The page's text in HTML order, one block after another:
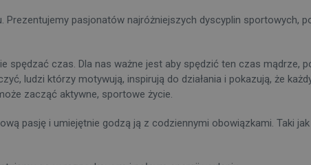
Prezentujemy pasjonatów najróżniejszych dyscyplin sportowych,
spędzać czas. Dla nas ważne jest aby spędzić ten czas mądrze,
ludzi którzy motywują, inspirują do działania i pokazują, że
zacząć aktywne, sportowe życie.
pasję i umiejętnie godzą ją z codziennymi obowiązkami. Taki